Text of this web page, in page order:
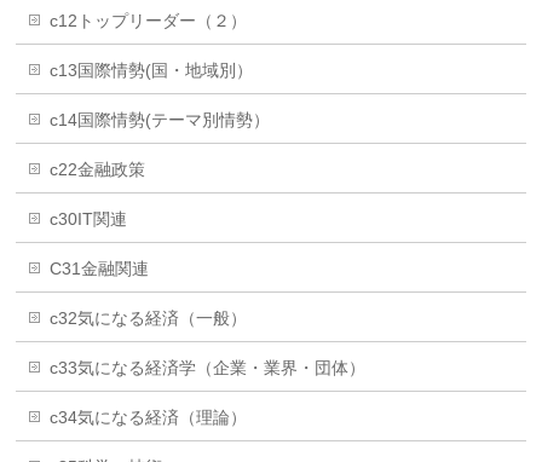
c12トップリーダー（２）
c13国際情勢(国・地域別）
c14国際情勢(テーマ別情勢）
c22金融政策
c30IT関連
C31金融関連
c32気になる経済（一般）
c33気になる経済学（企業・業界・団体）
c34気になる経済（理論）